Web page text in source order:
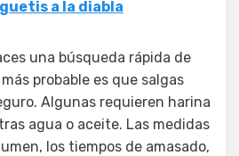
a la diabla
una búsqueda rápida de
probable es que salgas
Algunas requieren harina
agua o aceite. Las medidas
los tiempos de amasado,